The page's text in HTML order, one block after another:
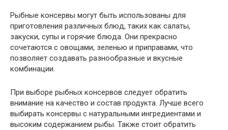
Рыбные консервы могут быть использованы для
приготовления различных блюд, таких как салаты,
закуски, супы и горячие блюда. Они прекрасно
сочетаются с овощами, зеленью и приправами, что
позволяет создавать разнообразные и вкусные
комбинации.
При выборе рыбных консервов следует обратить
внимание на качество и состав продукта. Лучше всего
выбирать консервы с натуральными ингредиентами и
высоким содержанием рыбы. Также стоит обратить